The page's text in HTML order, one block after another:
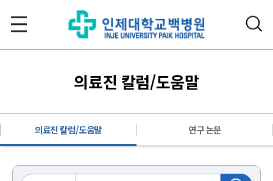
의료진 칼럼/도움말
의료진 칼럼/도움말 연구 논문